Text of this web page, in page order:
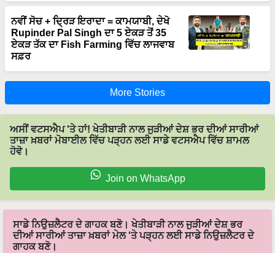
ਨਵੀਂ ਸੋਚ + ਦ੍ਰਿੜ ਇਰਾਦਾ = ਕਾਮਯਾਬੀ, ਦੇਖੋ
Rupinder Pal Singh ਦਾ 5 ਏਕੜ ਤੋਂ 35
ਏਕੜ ਤੱਕ ਦਾ Fish Farming ਵਿੱਚ ਲਾਜਵਾਬ
ਸਫ਼ਰ
More Stories
ਅਸੀਂ ਵਟਸਐਪ 'ਤੇ ਹਾਂ! ਖੇਤੀਬਾੜੀ ਨਾਲ ਜੁੜੀਆਂ ਦੇਸ਼ ਭਰ ਦੀਆਂ ਸਾਰੀਆਂ
ਤਾਜ਼ਾ ਖ਼ਬਰਾਂ ਮੋਬਾਈਲ ਵਿੱਚ ਪੜ੍ਹਨ ਲਈ ਸਾਡੇ ਵਟਸਐਪ ਵਿੱਚ ਸ਼ਾਮਲ
ਹੋਵੋ।
Join on WhatsApp
ਸਾਡੇ ਨਿਉਜ਼ਲੈਟਰ ਦੇ ਗਾਹਕ ਬਣੋ। ਖੇਤੀਬਾੜੀ ਨਾਲ ਜੁੜੀਆਂ ਦੇਸ਼ ਭਰ
ਦੀਆਂ ਸਾਰੀਆਂ ਤਾਜ਼ਾ ਖ਼ਬਰਾਂ ਮੇਲ 'ਤੇ ਪੜ੍ਹਨ ਲਈ ਸਾਡੇ ਨਿਉਜ਼ਲੈਟਰ ਦੇ
ਗਾਹਕ ਬਣੋ।